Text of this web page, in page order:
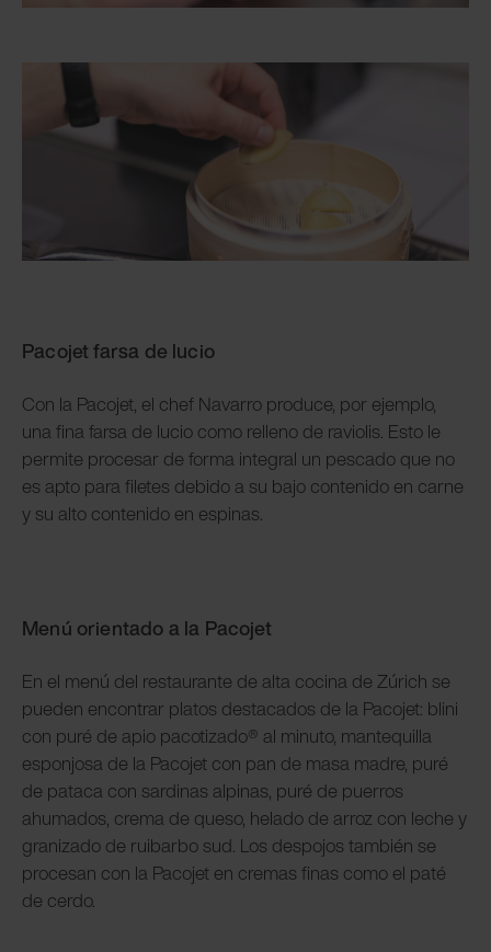
Pacojet farsa de lucio
Con la Pacojet, el chef Navarro produce, por ejemplo,
una fina farsa de lucio como relleno de raviolis. Esto le
permite procesar de forma integral un pescado que no
es apto para filetes debido a su bajo contenido en carne
y su alto contenido en espinas.
Menú orientado a la Pacojet
En el menú del restaurante de alta cocina de Zúrich se
pueden encontrar platos destacados de la Pacojet: blini
con puré de apio pacotizado® al minuto, mantequilla
esponjosa de la Pacojet con pan de masa madre, puré
de pataca con sardinas alpinas, puré de puerros
ahumados, crema de queso, helado de arroz con leche y
granizado de ruibarbo sud. Los despojos también se
procesan con la Pacojet en cremas finas como el paté
de cerdo.